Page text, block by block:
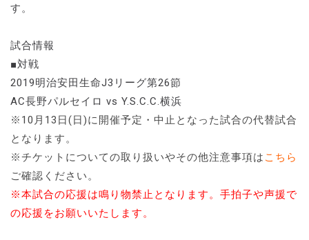
す。
試合情報
■対戦
2019明治安田生命J3リーグ第26節
AC長野パルセイロ vs Y.S.C.C.横浜
※10月13日(日)に開催予定・中止となった試合の代替試合
となります。
※チケットについての取り扱いやその他注意事項は こちら
ご確認ください。
※本試合の応援は鳴り物禁止となります。手拍子や声援で
の応援をお願いいたします。